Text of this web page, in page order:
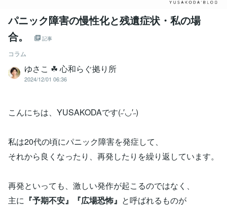
パニック障害の慢性化と残遺症状・私の場
合。
記事
コラム
ゆさこ ☘ 心和らぐ拠り所
2024/12/01 06:36
こんにちは、YUSAKODAです(˶′◡′˶)
私は20代の頃にパニック障害を発症して、
それから良くなったり、再発したりを繰り返しています。
再発といっても、激しい発作が起こるのではなく、
主に 『予期不安』『広場恐怖』 と呼ばれるものが